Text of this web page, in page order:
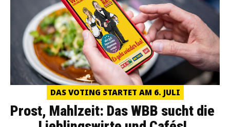
DAS VOTING STARTET AM 6. JULI
Prost, Mahlzeit: Das WBB sucht die